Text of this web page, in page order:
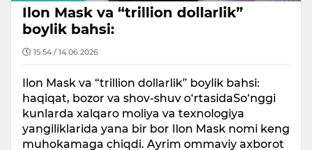
Ilon Mask va “trillion dollarlik”
boylik bahsi:
15:54 / 14.06.2026
Ilon Mask va “trillion dollarlik” boylik bahsi:
haqiqat, bozor va shov-shuv o‘rtasidaSo‘nggi
kunlarda xalqaro moliya va texnologiya
yangiliklarida yana bir bor Ilon Mask nomi keng
muhokamaga chiqdi. Ayrim ommaviy axborot